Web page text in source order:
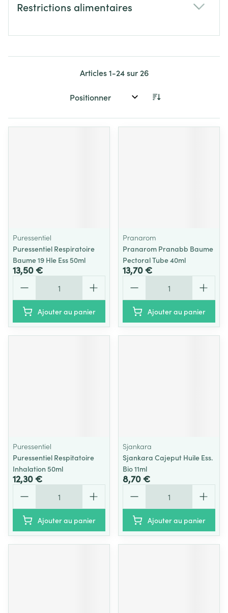
Restrictions alimentaires
Articles1-24sur 26
Trier par:
Puressentiel
Puressentiel Respiratoire
Baume 19 Hle Ess 50ml
13,50 €
Ajouter au panier
Pranarom
Pranarom Pranabb Baume
Pectoral Tube 40ml
13,70 €
Ajouter au panier
Puressentiel
Puressentiel Respitatoire
Inhalation 50ml
12,30 €
Ajouter au panier
Sjankara
Sjankara Cajeput Huile Ess.
Bio 11ml
8,70 €
Ajouter au panier